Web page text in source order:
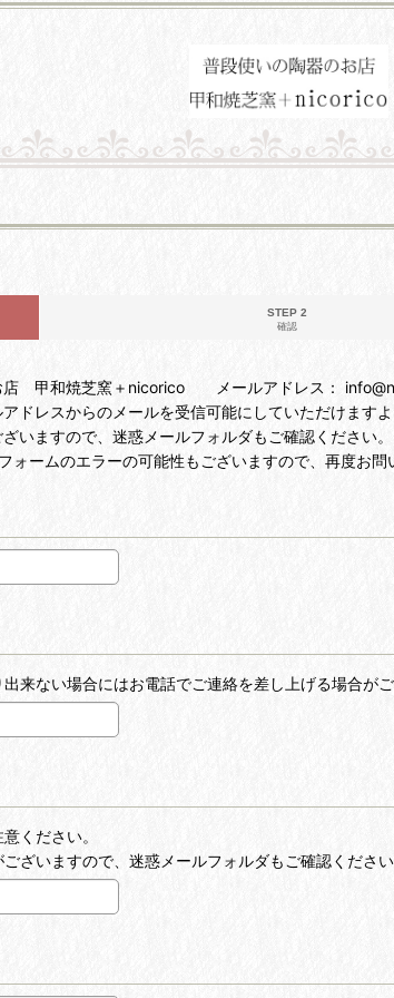
STEP 2
確認
店 甲和焼芝窯＋nicorico メールアドレス：
ドレスからのメールを受信可能にしていただけますよ
いますので、迷惑メールフォルダもご確認ください。
ームのエラーの可能性もございますので、再度お問
来ない場合にはお電話でご連絡を差し上げる場合がご
ください。
ざいますので、迷惑メールフォルダもご確認ください